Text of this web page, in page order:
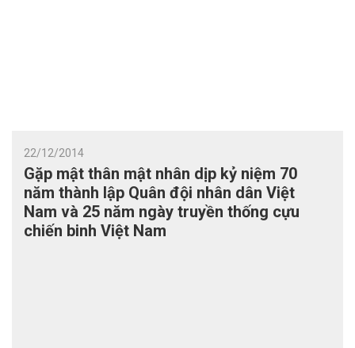
22/12/2014
Gặp mật thân mật nhân dịp kỷ niệm 70
năm thành lập Quân đội nhân dân Việt
Nam và 25 năm ngày truyền thống cựu
chiến binh Việt Nam